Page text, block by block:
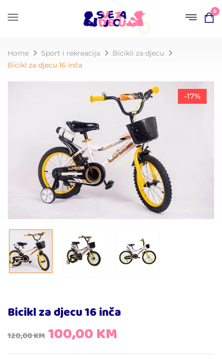
0
Home Sport i rekreacija
Bicikli za djecu
Bicikl za djecu 16 inča
-17%
Bicikl za djecu 16 inča
120,00KM 100,00KM